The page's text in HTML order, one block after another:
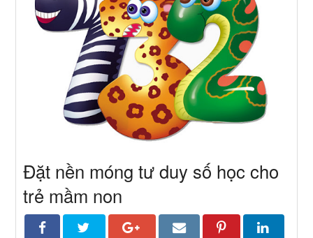
Đặt nền móng tư duy số học cho
trẻ mầm non